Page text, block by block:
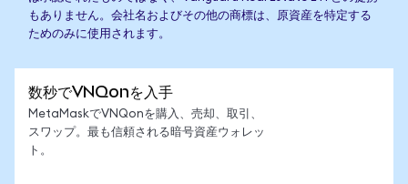
もありません。会社名およびその他の商標は、原資産を特定する
ためのみに使用されます。
数秒でVNQonを入手
MetaMaskでVNQonを購入、売却、取引、
スワップ。最も信頼される暗号資産ウォレッ
ト。